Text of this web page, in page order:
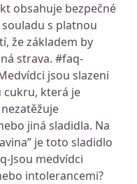
obsahuje bezpečné
s platnou
že základem by
strava. #faq-
jsou slazeni
cukru, která je
jiná sladidla. Na
je toto sladidlo
Jsou medvídci
intolerancemi?